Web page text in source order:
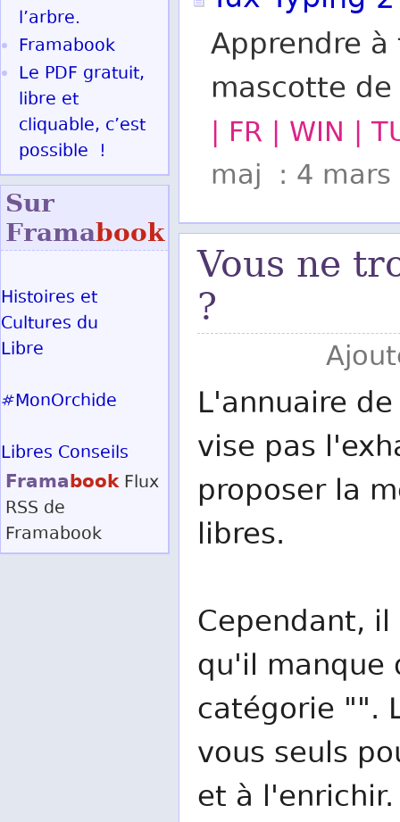
Apprendre
mascotte
| FR | WIN |
maj : 4 mars
Vous ne
?
L'annuaire
vise pas
proposer la
libres.
Cependant,
qu'il manque
catégorie "".
vous seuls
et à l'enrichir.
l’arbre.
Framabook
Le PDF gratuit,
libre et
cliquable, c’est
possible !
Sur
Framabook
Histoires et
Cultures du
Libre
#MonOrchide
Libres Conseils
Framabook Flux
RSS de
Framabook